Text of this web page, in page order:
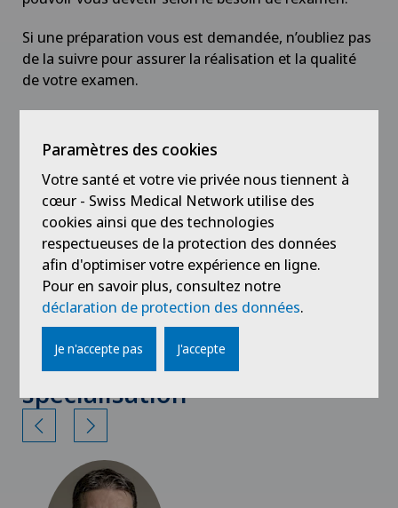
Si une préparation vous est demandée, n’oubliez pas
de la suivre pour assurer la réalisation et la qualité
de votre examen.
contraste soit nécessaire. Celui-ci peut vous donner
une sensation de chaleur.
Un habit provisoire vous sera proposé, n’hésitez pas
à poser des questions et formuler vos demandes
que nous nous efforcerons de satisfaire.
L’examen dure en moyenne 30 minutes.
Médecins avec cette
spécialisation
Paramètres des cookies
Votre santé et votre vie privée nous tiennent à
cœur - Swiss Medical Network utilise des
cookies ainsi que des technologies
respectueuses de la protection des données
afin d'optimiser votre expérience en ligne.
Pour en savoir plus, consultez notre
déclaration de protection des données.
Je n'accepte pas J'accepte